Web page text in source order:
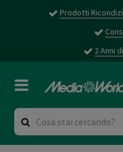
Prodotti
2 Anni